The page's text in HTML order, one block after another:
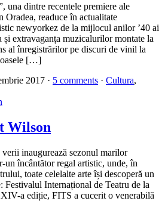
una dintre recentele premiere ale
readuce în actualitate
newyorkez de la mijlocul anilor ’40 ai
și extravaganța muzicalurilor montate la
al înregistrărilor pe discuri de vinil la
[…]
2017 · 5 comments · Cultura,
Wilson
inaugurează sezonul marilor
un încântător regal artistic, unde, în
toate celelalte arte își descoperă un
Festivalul Internațional de Teatru de la
a ediție, FITS a cucerit o venerabilă